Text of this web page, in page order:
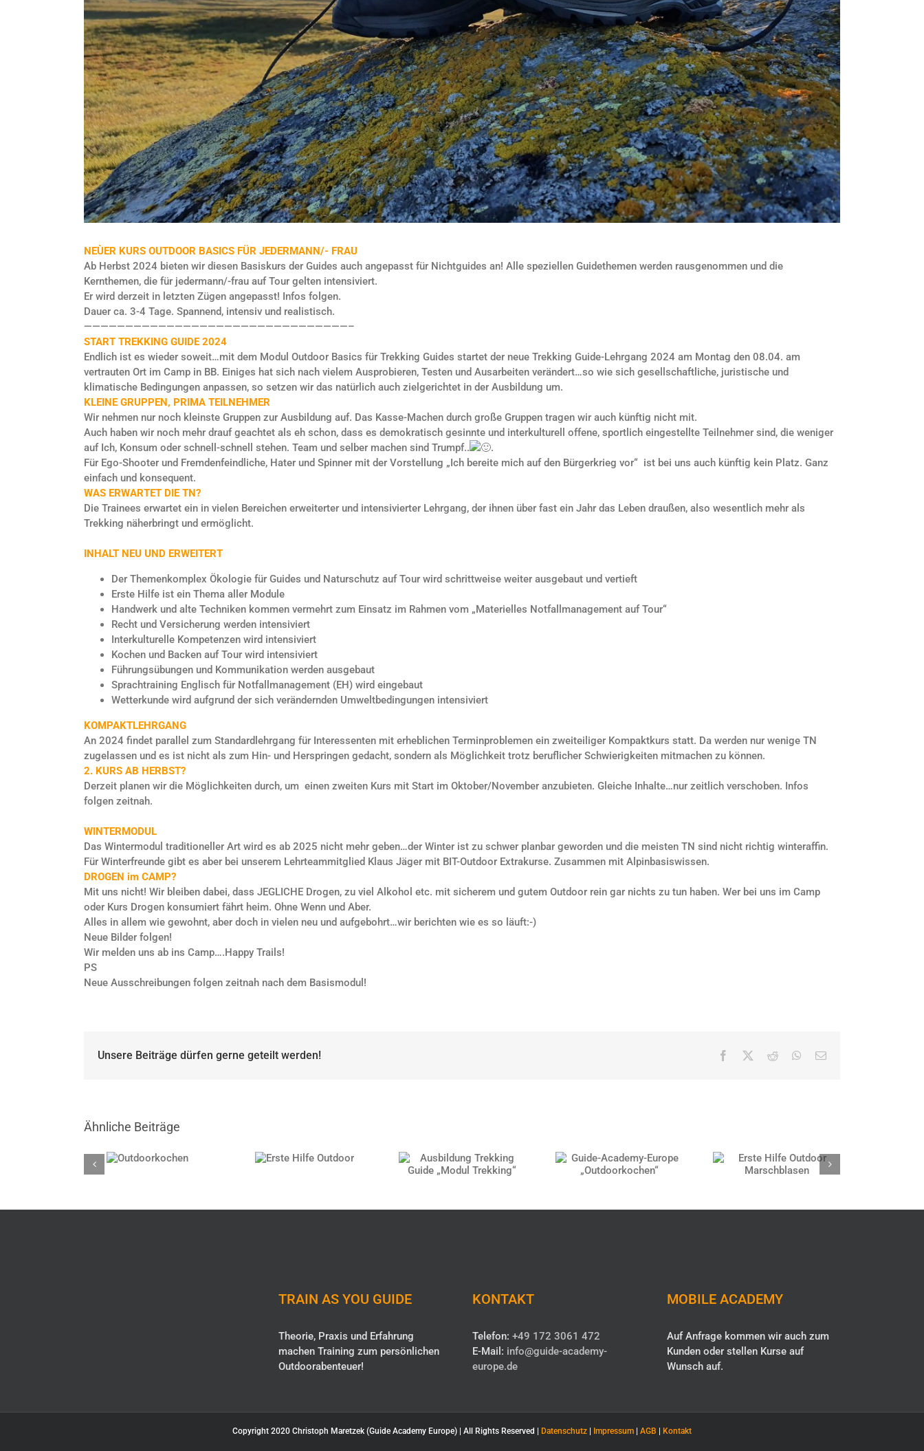
NEÙER KURS OUTDOOR BASICS FÜR JEDERMANN/- FRAU
Ab Herbst 2024 bieten wir diesen Basiskurs der Guides auch angepasst für Nichtguides an! Alle speziellen Guidethemen werden rausgenommen und die
Kernthemen, die für jedermann/-frau auf Tour gelten intensiviert.
Er wird derzeit in letzten Zügen angepasst! Infos folgen.
Dauer ca. 3-4 Tage. Spannend, intensiv und realistisch.
————————————————————————————————–
START TREKKING GUIDE 2024
Endlich ist es wieder soweit…mit dem Modul Outdoor Basics für Trekking Guides startet der neue Trekking Guide-Lehrgang 2024 am Montag den 08.04. am
vertrauten Ort im Camp in BB. Einiges hat sich nach vielem Ausprobieren, Testen und Ausarbeiten verändert…so wie sich gesellschaftliche, juristische und
klimatische Bedingungen anpassen, so setzen wir das natürlich auch zielgerichtet in der Ausbildung um.
KLEINE GRUPPEN, PRIMA TEILNEHMER
Wir nehmen nur noch kleinste Gruppen zur Ausbildung auf. Das Kasse-Machen durch große Gruppen tragen wir auch künftig nicht mit.
Auch haben wir noch mehr drauf geachtet als eh schon, dass es demokratisch gesinnte und interkulturell offene, sportlich eingestellte Teilnehmer sind, die weniger
auf Ich, Konsum oder schnell-schnell stehen. Team und selber machen sind Trumpf..
.
Für Ego-Shooter und Fremdenfeindliche, Hater und Spinner mit der Vorstellung „Ich bereite mich auf den Bürgerkrieg vor“ ist bei uns auch künftig kein Platz. Ganz
einfach und konsequent.
WAS ERWARTET DIE TN?
Die Trainees erwartet ein in vielen Bereichen erweiterter und intensivierter Lehrgang, der ihnen über fast ein Jahr das Leben draußen, also wesentlich mehr als
Trekking näherbringt und ermöglicht.
INHALT NEU UND ERWEITERT
Der Themenkomplex Ökologie für Guides und Naturschutz auf Tour wird schrittweise weiter ausgebaut und vertieft
Erste Hilfe ist ein Thema aller Module
Handwerk und alte Techniken kommen vermehrt zum Einsatz im Rahmen vom „Materielles Notfallmanagement auf Tour“
Recht und Versicherung werden intensiviert
Interkulturelle Kompetenzen wird intensiviert
Kochen und Backen auf Tour wird intensiviert
Führungsübungen und Kommunikation werden ausgebaut
Sprachtraining Englisch für Notfallmanagement (EH) wird eingebaut
Wetterkunde wird aufgrund der sich verändernden Umweltbedingungen intensiviert
KOMPAKTLEHRGANG
An 2024 findet parallel zum Standardlehrgang für Interessenten mit erheblichen Terminproblemen ein zweiteiliger Kompaktkurs statt. Da werden nur wenige TN
zugelassen und es ist nicht als zum Hin- und Herspringen gedacht, sondern als Möglichkeit trotz beruflicher Schwierigkeiten mitmachen zu können.
2. KURS AB HERBST?
Derzeit planen wir die Möglichkeiten durch, um einen zweiten Kurs mit Start im Oktober/November anzubieten. Gleiche Inhalte…nur zeitlich verschoben. Infos
folgen zeitnah.
WINTERMODUL
Das Wintermodul traditioneller Art wird es ab 2025 nicht mehr geben…der Winter ist zu schwer planbar geworden und die meisten TN sind nicht richtig winteraffin.
Für Winterfreunde gibt es aber bei unserem Lehrteammitglied Klaus Jäger mit BIT-Outdoor Extrakurse. Zusammen mit Alpinbasiswissen.
DROGEN im CAMP?
Mit uns nicht! Wir bleiben dabei, dass JEGLICHE Drogen, zu viel Alkohol etc. mit sicherem und gutem Outdoor rein gar nichts zu tun haben. Wer bei uns im Camp
oder Kurs Drogen konsumiert fährt heim. Ohne Wenn und Aber.
Alles in allem wie gewohnt, aber doch in vielen neu und aufgebohrt…wir berichten wie es so läuft:-)
Neue Bilder folgen!
Wir melden uns ab ins Camp….Happy Trails!
PS
Neue Ausschreibungen folgen zeitnah nach dem Basismodul!
Unsere Beiträge dürfen gerne geteilt werden! Facebook Reddit WhatsApp
E-
Ähnliche Beiträge
Ausbildung
Guide-Academy-
Erste Hilfe Outdoor
TRAIN AS YOU GUIDE
Theorie, Praxis und Erfahrung
machen Training zum persönlichen
Outdoorabenteuer!
KONTAKT
Telefon: +49 172 3061 472
E-Mail: info@guide-academy-
europe.de
MOBILE ACADEMY
Auf Anfrage kommen wir auch zum
Kunden oder stellen Kurse auf
Wunsch auf.
Copyright 2020 Christoph Maretzek (Guide Academy Europe) | All Rights Reserved | Datenschutz Impressum AGB Kontakt